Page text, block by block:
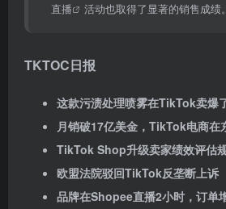
直播
活动也取得了显著的销售成绩。
TKTOC日报
这款污渍处理喷雾在TikTok卖爆
月销破17亿美金，TikTok电商在
TikTok Shop升级卖家绩效评估
欧盟法院驳回TikTok反垄断上诉
品牌在Shopee直播2小时，订单